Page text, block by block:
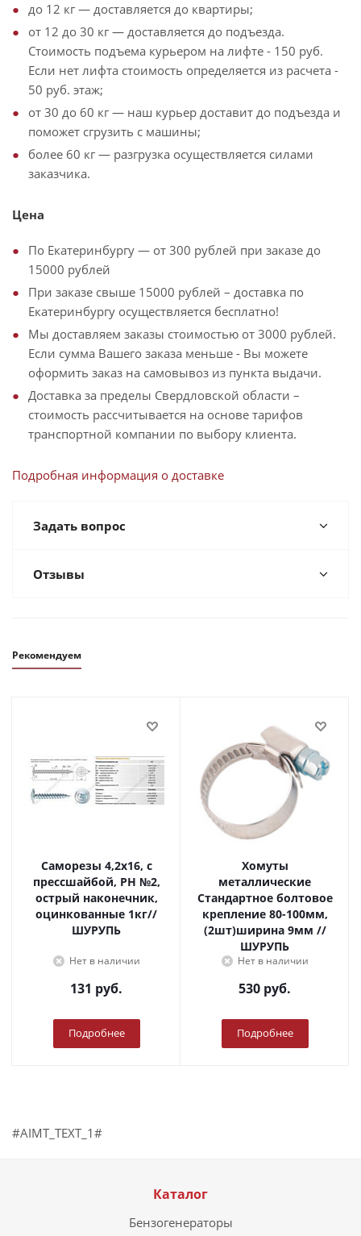
до 12 кг — доставляется до квартиры;
от 12 до 30 кг — доставляется до подъезда.
Стоимость подъема курьером на лифте - 150 руб.
Если нет лифта стоимость определяется из расчета -
50 руб. этаж;
от 30 до 60 кг — наш курьер доставит до подъезда и
поможет сгрузить с машины;
более 60 кг — разгрузка осуществляется силами
заказчика.
Цена
По Екатеринбургу — от 300 рублей при заказе до
15000 рублей
При заказе свыше 15000 рублей – доставка по
Екатеринбургу осуществляется бесплатно!
Мы доставляем заказы стоимостью от 3000 рублей.
Если сумма Вашего заказа меньше - Вы можете
оформить заказ на самовывоз из пункта выдачи.
Доставка за пределы Свердловской области –
стоимость рассчитывается на основе тарифов
транспортной компании по выбору клиента.
Подробная информация о доставке
Задать вопрос
Отзывы
Рекомендуем
Саморезы 4,2х16, с
прессшайбой, PH №2,
острый наконечник,
оцинкованные 1кг//
ШУРУПЬ
Нет в наличии
131 руб.
Подробнее
Хомуты
металлические
Стандартное болтовое
крепление 80-100мм,
(2шт)ширина 9мм //
ШУРУПЬ
Нет в наличии
530 руб.
Подробнее
#AIMT_TEXT_1#
Каталог
Бензогенераторы